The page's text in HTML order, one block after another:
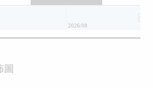
2026/08
圖